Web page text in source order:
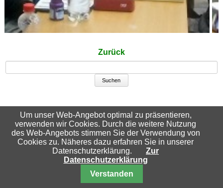
Zurück
Suchbegriffe
Um unser Web-Angebot optimal zu präsentieren,
verwenden wir Cookies. Durch die weitere Nutzung
des Web-Angebots stimmen Sie der Verwendung von
Cookies zu. Näheres dazu erfahren Sie in unserer
Datenschutzerklärung.
Zur
Datenschutzerklärung
Verstanden